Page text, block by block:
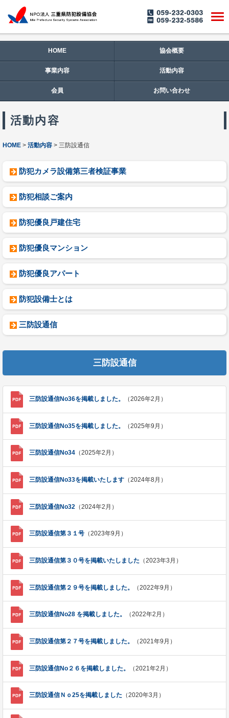
HOME 協会概要
事業内容 活動内容
会員 お問い合わせ
活動内容
HOME 活動内容 三防設通信
防犯カメラ設備第三者検証事業
防犯相談ご案内
防犯優良戸建住宅
防犯優良マンション
防犯優良アパート
防犯設備士とは
三防設通信
三防設通信
三防設通信No36を掲載しました。 （2026年2月）
三防設通信No35を掲載しました。 （2025年9月）
三防設通信No34 （2025年2月）
三防設通信No33を掲載いたします （2024年8月）
三防設通信No32 （2024年2月）
三防設通信第３１号 （2023年9月）
三防設通信第３０号を掲載いたしました （2023年3月）
三防設通信第２９号を掲載しました。 （2022年9月）
三防設通信No28 を掲載しました。 （2022年2月）
三防設通信第２７号を掲載しました。 （2021年9月）
三防設通信No２６を掲載しました。 （2021年2月）
三防設通信Ｎｏ25を掲載しました （2020年3月）